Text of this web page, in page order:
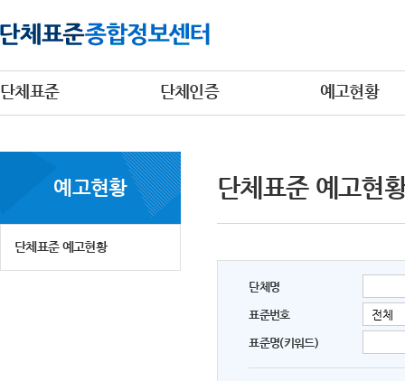
단체표준 단체인증 예고현황
예고현황
단체표준 예고현황
단체표준 예고현
단체명
표준번호
표준명(키워드)